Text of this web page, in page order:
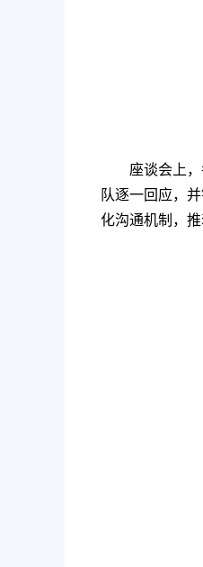
座谈会上
队逐一回应，
化沟通机制，